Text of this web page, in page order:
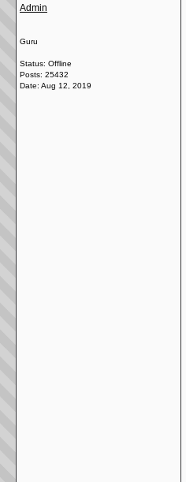
Admin
Guru
Status: Offline
Posts: 25432
Date: Aug 12, 2019